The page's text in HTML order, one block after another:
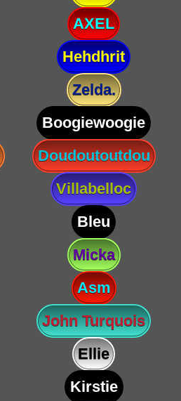
AXEL
Hehdhrit
Zelda.
Boogiewoogie
Doudoutoutdou
Villabelloc
Bleu
Micka
Asm
John Turquois
Ellie
Kirstie